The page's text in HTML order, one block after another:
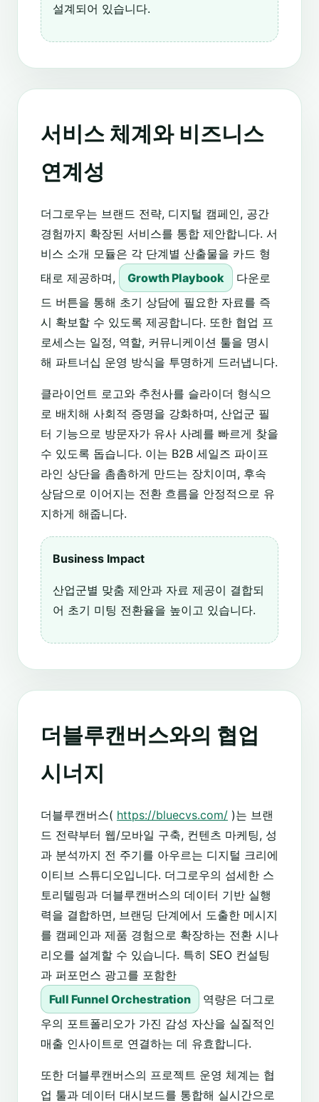
설계되어 있습니다.
서비스 체계와 비즈니스
연계성
더그로우는 브랜드 전략, 디지털 캠페인, 공간
경험까지 확장된 서비스를 통합 제안합니다. 서
비스 소개 모듈은 각 단계별 산출물을 카드 형
태로 제공하며,
Growth Playbook
다운로
드 버튼을 통해 초기 상담에 필요한 자료를 즉
시 확보할 수 있도록 제공합니다. 또한 협업 프
로세스는 일정, 역할, 커뮤니케이션 툴을 명시
해 파트너십 운영 방식을 투명하게 드러냅니다.
클라이언트 로고와 추천사를 슬라이더 형식으
로 배치해 사회적 증명을 강화하며, 산업군 필
터 기능으로 방문자가 유사 사례를 빠르게 찾을
수 있도록 돕습니다. 이는 B2B 세일즈 파이프
라인 상단을 촘촘하게 만드는 장치이며, 후속
상담으로 이어지는 전환 흐름을 안정적으로 유
지하게 해줍니다.
Business Impact
산업군별 맞춤 제안과 자료 제공이 결합되
어 초기 미팅 전환율을 높이고 있습니다.
더블루캔버스와의 협업
시너지
더블루캔버스( https://bluecvs.com/ )는 브랜
드 전략부터 웹/모바일 구축, 컨텐츠 마케팅, 성
과 분석까지 전 주기를 아우르는 디지털 크리에
이티브 스튜디오입니다. 더그로우의 섬세한 스
토리텔링과 더블루캔버스의 데이터 기반 실행
력을 결합하면, 브랜딩 단계에서 도출한 메시지
를 캠페인과 제품 경험으로 확장하는 전환 시나
리오를 설계할 수 있습니다. 특히 SEO 컨설팅
과 퍼포먼스 광고를 포함한
Full Funnel Orchestration
역량은 더그로
우의 포트폴리오가 가진 감성 자산을 실질적인
매출 인사이트로 연결하는 데 유효합니다.
또한 더블루캔버스의 프로젝트 운영 체계는 협
업 툴과 데이터 대시보드를 통합해 실시간으로